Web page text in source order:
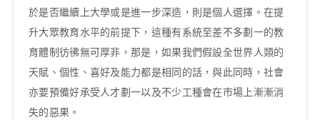
於是否繼續上大學或是進一步深造，則是個人選擇。在提
升大眾教育水平的前提下，這種有系統至差不多劃一的教
育體制彷彿無可厚非，那是，如果我們假設全世界人類的
天賦、個性、喜好及能力都是相同的話，與此同時，社會
亦要預備好承受人才劃一以及不少工種會在市場上漸漸消
失的惡果。